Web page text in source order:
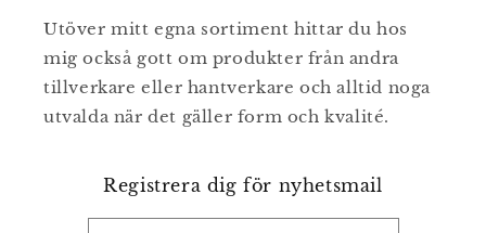
Utöver mitt egna sortiment hittar du hos
mig också gott om produkter från andra
tillverkare eller hantverkare och alltid noga
utvalda när det gäller form och kvalité.
Registrera dig för nyhetsmail